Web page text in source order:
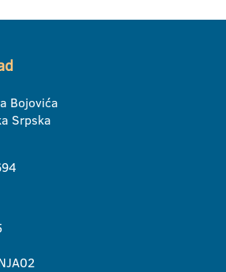
Bojovića
Srpska